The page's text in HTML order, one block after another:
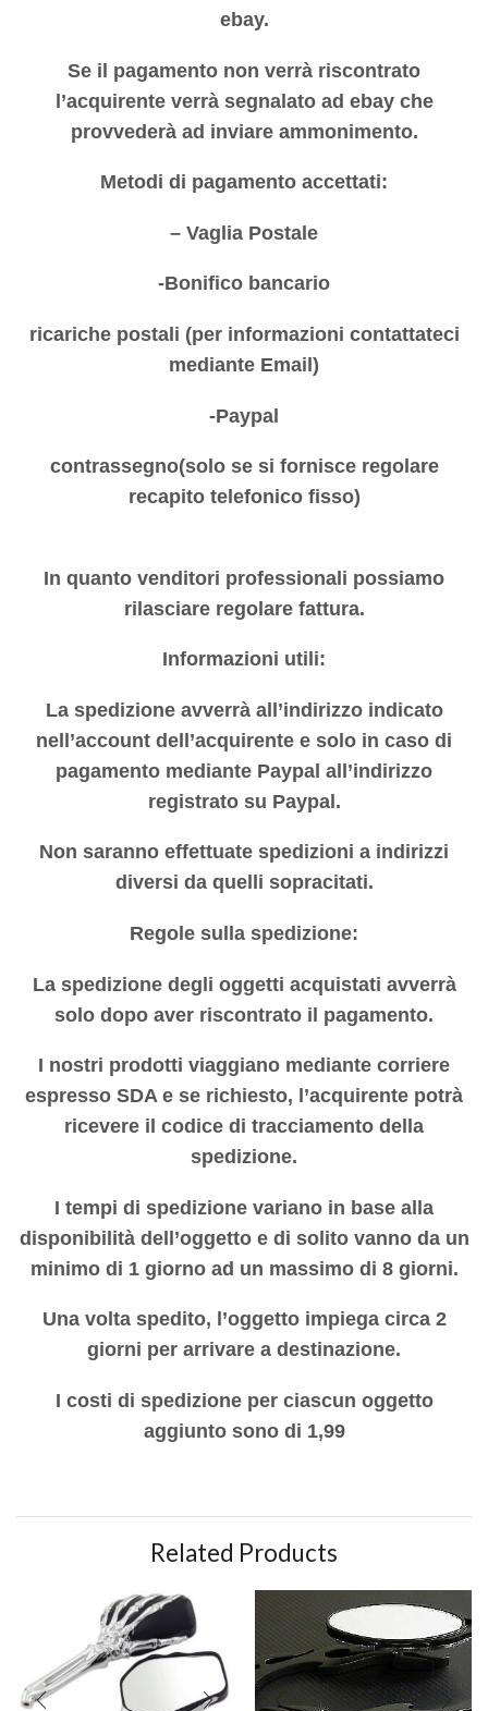
ebay.
Se il pagamento non verrà riscontrato
l’acquirente verrà segnalato ad ebay che
provvederà ad inviare ammonimento.
Metodi di pagamento accettati:
– Vaglia Postale
-Bonifico bancario
ricariche postali (per informazioni contattateci
mediante Email)
-Paypal
contrassegno(solo se si fornisce regolare
recapito telefonico fisso)
In quanto venditori professionali possiamo
rilasciare regolare fattura.
Informazioni utili:
La spedizione avverrà all’indirizzo indicato
nell’account dell’acquirente e solo in caso di
pagamento mediante Paypal all’indirizzo
registrato su Paypal.
Non saranno effettuate spedizioni a indirizzi
diversi da quelli sopracitati.
Regole sulla spedizione:
La spedizione degli oggetti acquistati avverrà
solo dopo aver riscontrato il pagamento.
I nostri prodotti viaggiano mediante corriere
espresso SDA e se richiesto, l’acquirente potrà
ricevere il codice di tracciamento della
spedizione.
I tempi di spedizione variano in base alla
disponibilità dell’oggetto e di solito vanno da un
minimo di 1 giorno ad un massimo di 8 giorni.
Una volta spedito, l’oggetto impiega circa 2
giorni per arrivare a destinazione.
I costi di spedizione per ciascun oggetto
aggiunto sono di 1,99
Related Products